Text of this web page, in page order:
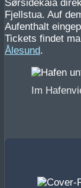
Sørsidekaia
Fjellstua. Auf
Aufenthalt
Tickets findet
Ålesund.
Im